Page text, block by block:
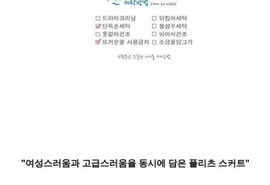
"여성스러움과 고급스러움을 동시에 담은 플리츠 스커트"